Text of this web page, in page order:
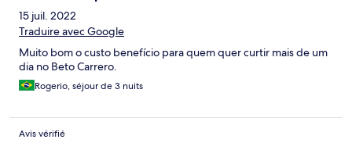
15 juil. 2022
Traduire avec Google
Muito bom o custo benefício para quem quer curtir mais de um
dia no Beto Carrero.
Rogerio, séjour de 3 nuits
Avis vérifié